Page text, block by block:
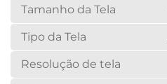
Tamanho da Tela
Tipo da Tela
Resolução de tela